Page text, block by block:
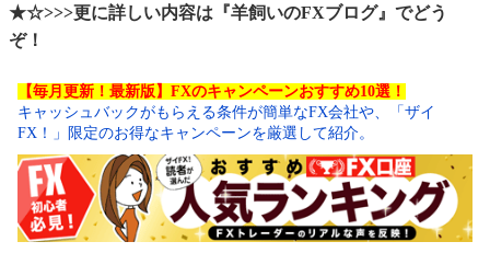
★☆>>>更に詳しい内容は『羊飼いのFXブログ』でどう
ぞ！
【毎月更新！最新版】FXのキャンペーンおすすめ10選！
キャッシュバックがもらえる条件が簡単なFX会社や、「ザイ
FX！」限定のお得なキャンペーンを厳選して紹介。